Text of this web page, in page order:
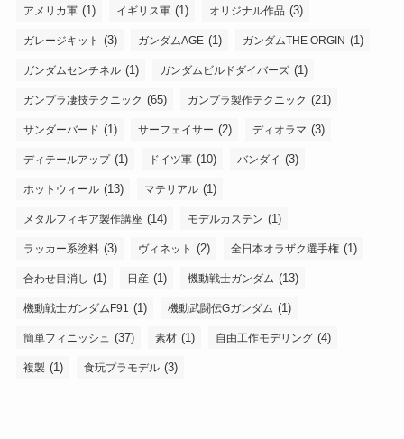
アメリカ軍 (1) イギリス軍 (1) オリジナル作品 (3)
ガレージキット (3) ガンダムAGE (1) ガンダムTHE ORGIN (1)
ガンダムセンチネル (1) ガンダムビルドダイバーズ (1)
ガンプラ凄技テクニック (65) ガンプラ製作テクニック (21)
サンダーバード (1) サーフェイサー (2) ディオラマ (3)
ディテールアップ(1) ドイツ軍 (10) バンダイ (3)
ホットウィール (13) マテリアル (1)
メタルフィギア製作講座 (14) モデルカステン (1)
ラッカー系塗料 (3) ヴィネット (2) 全日本オラザク選手権 (1)
合わせ目消し (1) 日産 (1) 機動戦士ガンダム (13)
機動戦士ガンダムF91 (1) 機動武闘伝Gガンダム (1)
簡単フィニッシュ (37) 素材 (1) 自由工作モデリング (4)
複製 (1) 食玩プラモデル (3)